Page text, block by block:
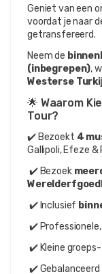
Geniet van een
voordat je naar
getransfereerd.
Neem de
(inbegrepen),
Westerse
🌟 Waarom
Tour?
✔️ Bezoekt 4
Gallipoli, Efeze &
✔️ Bezoek
✔️ Inclusief
✔️
✔️ Kleine